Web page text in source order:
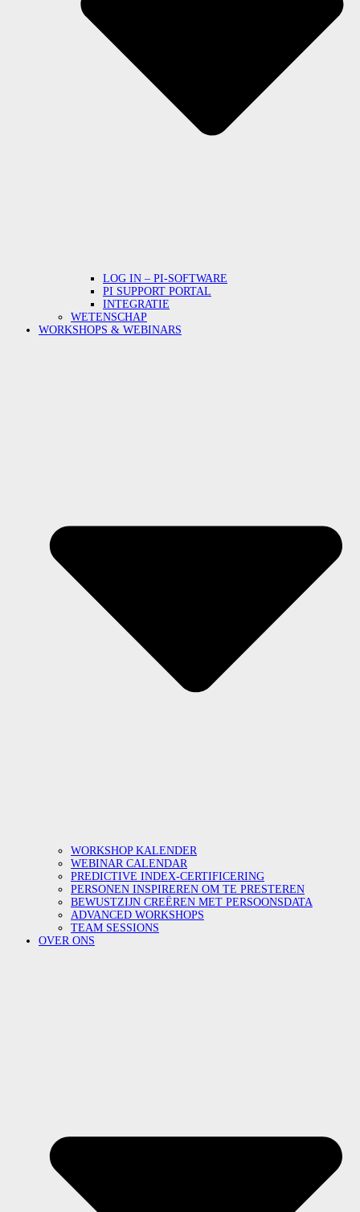
LOG IN – PI-SOFTWARE
PI SUPPORT PORTAL
INTEGRATIE
WETENSCHAP
WORKSHOPS & WEBINARS
WORKSHOP KALENDER
WEBINAR CALENDAR
PREDICTIVE INDEX-CERTIFICERING
PERSONEN INSPIREREN OM TE PRESTEREN
BEWUSTZIJN CREËREN MET PERSOONSDATA
ADVANCED WORKSHOPS
TEAM SESSIONS
OVER ONS